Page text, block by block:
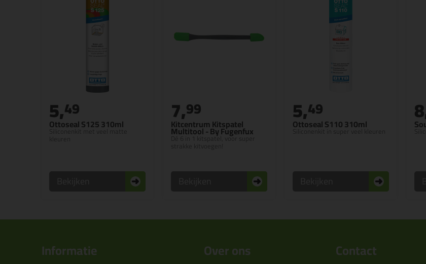
Ottoseal S125 310ml
Siliconenkit met veel matte
5,49
Kitcentrum Kitspatel
Multitool - By Fugenfux
Dé 6 in 1 kitspatel, voor super
7,99
Ottoseal S110 310ml
Siliconenkit in super veel kleuren
5,49
Informatie Over ons Contact